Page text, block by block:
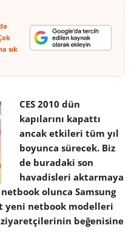
sık
CES 2010 dün
kapılarını kapattı
ancak etkileri tüm yıl
boyunca sürecek. Biz
de buradaki son
havadisleri aktarmaya
olunca Samsung
yeni netbook modelleri
ziyaretçilerinin beğenisine